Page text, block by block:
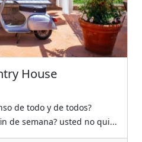
House
de todo y de todos?
de semana? usted no qui...